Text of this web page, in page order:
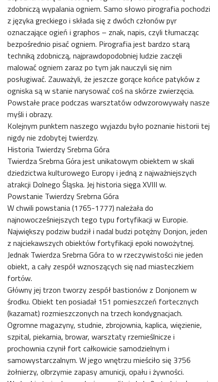
zdobniczą wypalania ogniem. Samo słowo pirografia pochodzi
z języka greckiego i składa się z dwóch członów pyr
oznaczające ogień i graphos – znak, napis, czyli tłumacząc
bezpośrednio pisać ogniem. Pirografia jest bardzo starą
techniką zdobniczą, najprawdopodobniej ludzie zaczęli
malować ogniem zaraz po tym jak nauczyli się nim
posługiwać. Zauważyli, że jeszcze gorące końce patyków z
ogniska są w stanie narysować coś na skórze zwierzęcia.
Powstałe prace podczas warsztatów odwzorowywały nasze
myśli i obrazy.
Kolejnym punktem naszego wyjazdu było poznanie historii tej
nigdy nie zdobytej twierdzy.
Historia Twierdzy Srebrna Góra
Twierdza Srebrna Gόra jest unikatowym obiektem w skali
dziedzictwa kulturowego Europy i jedną z najważniejszych
atrakcji Dolnego Śląska. Jej historia sięga XVIII w.
Powstanie Twierdzy Srebrna Góra
W chwili powstania (1765-1777) należała do
najnowocześniejszych tego typu fortyfikacji w Europie.
Największy podziw budził i nadal budzi potężny Donjon, jeden
z najciekawszych obiektόw fortyfikacji epoki nowożytnej.
Jednak Twierdza Srebrna Góra to w rzeczywistości nie jeden
obiekt, a cały zespół wznoszących się nad miasteczkiem
fortόw.
Głόwny jej trzon tworzy zespół bastionόw z Donjonem w
środku. Obiekt ten posiadał 151 pomieszczeń fortecznych
(kazamat) rozmieszczonych na trzech kondygnacjach.
Ogromne magazyny, studnie, zbrojownia, kaplica, więzienie,
szpital, piekarnia, browar, warsztaty rzemieślnicze i
prochownia czynił fort całkowicie samodzielnym i
samowystarczalnym. W jego wnętrzu mieściło się 3756
żołnierzy, olbrzymie zapasy amunicji, opału i żywności.